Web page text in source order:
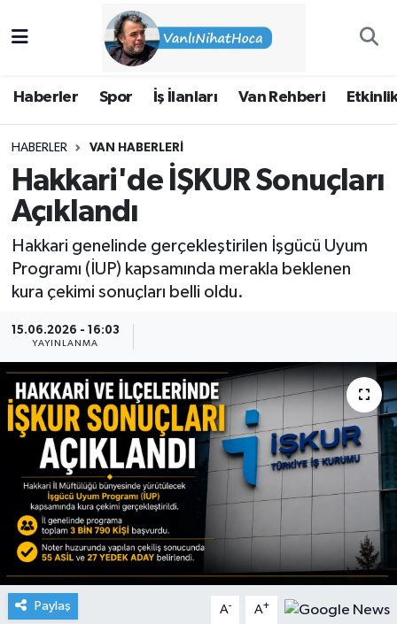
Haberler Spor İş İlanları Van Rehberi
HABERLER VAN HABERLERI
Hakkari'de İŞKUR Sonuçları
Açıklandı
Hakkari genelinde gerçekleştirilen İşgücü Uyum
Programı (İUP) kapsamında merakla beklenen
kura çekimi sonuçları belli oldu.
15.06.2026 - 16:03
YAYINLANMA
Paylaş A- A+
Van Rehberi
Etkinlikler
Köşe Yazıları
Hakkımda
İpekyolu Nöbetçi Eczaneler
Süper Lig Puan Durumu ve Fikstür
Tüm Manşetler
Son Dakika Haberleri
Haber Arşivi